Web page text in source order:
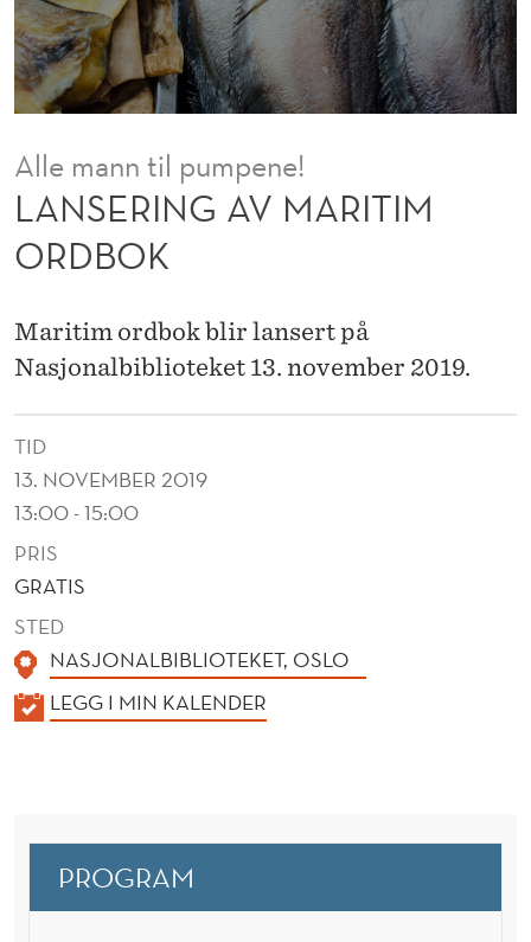
A
R
M
O
R
D
B
O
K
Alle mann til pumpene!
LANSERING AV MARITIM
ORDBOK
Maritim ordbok blir lansert på
Nasjonalbiblioteket 13. november 2019.
TID
13. NOVEMBER 2019
13:00 - 15:00
PRIS
GRATIS
STED
NASJONALBIBLIOTEKET, OSLO
K
LEGG I MIN KALENDER
PROGRAM